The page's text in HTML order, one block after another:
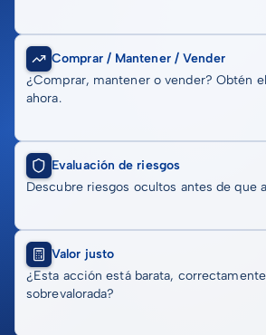
Comprar / Mantener / Vender
¿Comprar, mantener o vender? Obtén
ahora.
Evaluación de riesgos
Descubre riesgos ocultos antes de que
Valor justo
¿Esta acción está barata,
sobrevalorada?